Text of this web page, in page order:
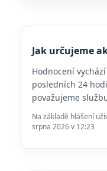
Jak určujeme
Hodnocení
posledních 24
považujeme
Na základě hlášení
srpna 2026 v 12:23